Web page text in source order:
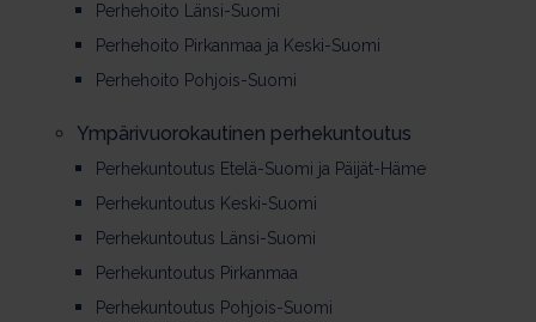
Perhehoito Länsi-Suomi
Perhehoito Pirkanmaa ja Keski-Suomi
Perhehoito Pohjois-Suomi
Ym­pä­ri­vuo­ro­kau­ti­nen per­he­kun­tou­tus
Perhekuntoutus Etelä-Suomi ja Päijät-Häme
Perhekuntoutus Keski-Suomi
Perhekuntoutus Länsi-Suomi
Perhekuntoutus Pirkanmaa
Perhekuntoutus Pohjois-Suomi